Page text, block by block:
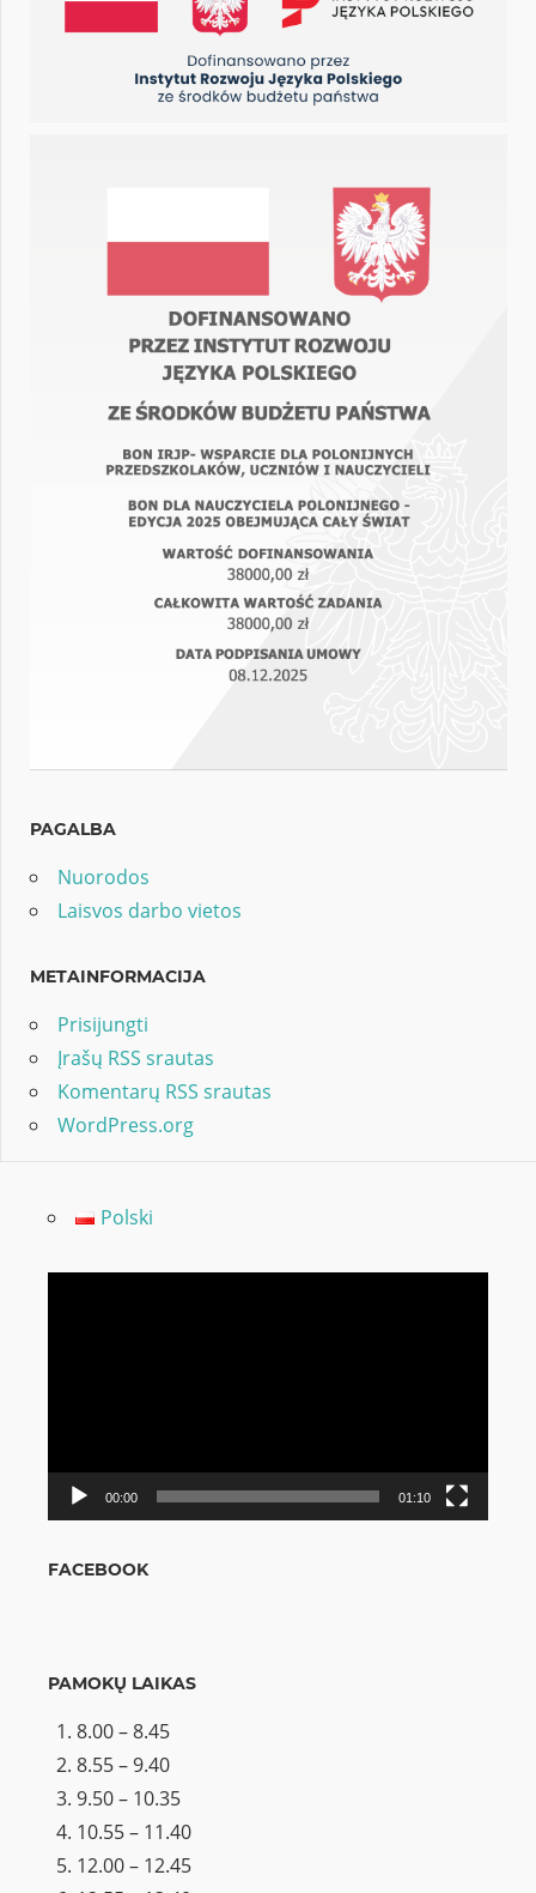
PAGALBA
Nuorodos
Laisvos darbo vietos
METAINFORMACIJA
Prisijungti
Įrašų RSS srautas
Komentarų RSS srautas
WordPress.org
Polski
00:00 01:10
FACEBOOK
PAMOKŲ LAIKAS
8.00 – 8.45
8.55 – 9.40
9.50 – 10.35
10.55 – 11.40
12.00 – 12.45